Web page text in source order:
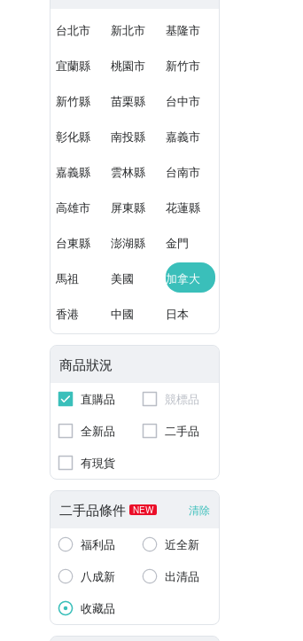
台北市 新北市 基隆市
宜蘭縣 桃園市 新竹市
新竹縣 苗栗縣 台中市
彰化縣 南投縣 嘉義市
嘉義縣 雲林縣 台南市
高雄市 屏東縣 花蓮縣
台東縣 澎湖縣 金門
馬祖 美國 加拿大
香港 中國 日本
商品狀況
直購品
競標品
全新品
二手品
有現貨
二手品條件 NEW 清除
福利品
近全新
八成新
出清品
收藏品